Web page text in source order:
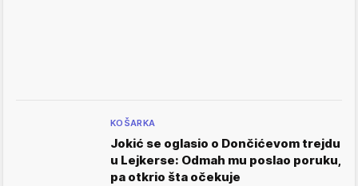
KOŠARKA
Jokić se oglasio o Dončićevom trejdu
u Lejkerse: Odmah mu poslao poruku,
pa otkrio šta očekuje